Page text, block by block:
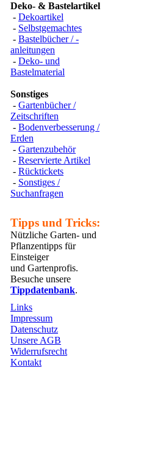
Deko- & Bastelartikel
- Dekoartikel
- Selbstgemachtes
- Bastelbücher / -
anleitungen
- Deko- und
Bastelmaterial
Sonstiges
- Gartenbücher /
Zeitschriften
- Bodenverbesserung /
Erden
- Gartenzubehör
- Reservierte Artikel
- Rücktickets
- Sonstiges /
Suchanfragen
Tipps und Tricks:
Nützliche Garten- und
Pflanzentipps für
Einsteiger
und Gartenprofis.
Besuche unsere
Tippdatenbank.
Links
Impressum
Datenschutz
Unsere AGB
Widerrufsrecht
Kontakt